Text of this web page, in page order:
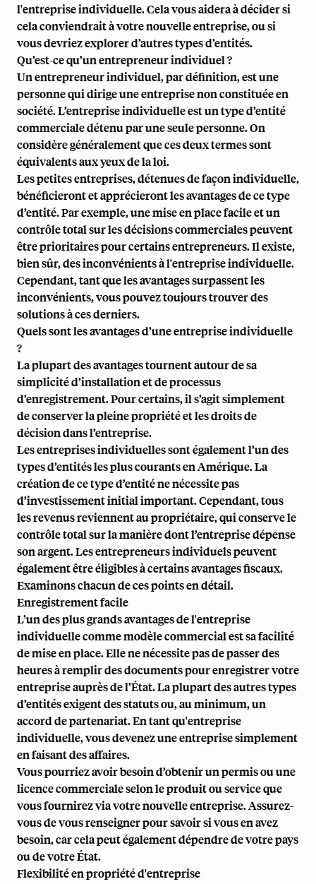
l'entreprise individuelle. Cela vous aidera à décider si
cela conviendrait à votre nouvelle entreprise, ou si
vous devriez explorer d’autres types d’entités.
Qu’est-ce qu’un entrepreneur individuel ?
Un entrepreneur individuel, par définition, est une
personne qui dirige une entreprise non constituée en
société. L’entreprise individuelle est un type d’entité
commerciale détenu par une seule personne. On
considère généralement que ces deux termes sont
équivalents aux yeux de la loi.
Les petites entreprises, détenues de façon individuelle,
bénéficieront et apprécieront les avantages de ce type
d’entité. Par exemple, une mise en place facile et un
contrôle total sur les décisions commerciales peuvent
être prioritaires pour certains entrepreneurs. Il existe,
bien sûr, des inconvénients à l'entreprise individuelle.
Cependant, tant que les avantages surpassent les
inconvénients, vous pouvez toujours trouver des
solutions à ces derniers.
Quels sont les avantages d’une entreprise individuelle
?
La plupart des avantages tournent autour de sa
simplicité d’installation et de processus
d’enregistrement. Pour certains, il s’agit simplement
de conserver la pleine propriété et les droits de
décision dans l’entreprise.
Les entreprises individuelles sont également l’un des
types d’entités les plus courants en Amérique. La
création de ce type d’entité ne nécessite pas
d’investissement initial important. Cependant, tous
les revenus reviennent au propriétaire, qui conserve le
contrôle total sur la manière dont l’entreprise dépense
son argent. Les entrepreneurs individuels peuvent
également être éligibles à certains avantages fiscaux.
Examinons chacun de ces points en détail.
Enregistrement facile
L’un des plus grands avantages de l'entreprise
individuelle comme modèle commercial est sa facilité
de mise en place. Elle ne nécessite pas de passer des
heures à remplir des documents pour enregistrer votre
entreprise auprès de l’État. La plupart des autres types
d’entités exigent des statuts ou, au minimum, un
accord de partenariat. En tant qu'entreprise
individuelle, vous devenez une entreprise simplement
en faisant des affaires.
Vous pourriez avoir besoin d’obtenir un permis ou une
licence commerciale selon le produit ou service que
vous fournirez via votre nouvelle entreprise. Assurez-
vous de vous renseigner pour savoir si vous en avez
besoin, car cela peut également dépendre de votre pays
ou de votre État.
Flexibilité en propriété d'entreprise